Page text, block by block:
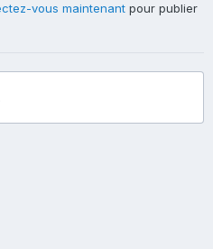
vous maintenant pour publier